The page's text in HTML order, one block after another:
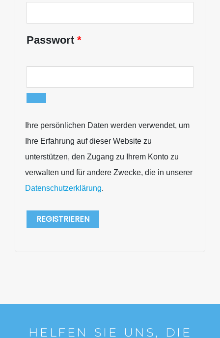
Passwort *
Ihre persönlichen Daten werden verwendet, um
Ihre Erfahrung auf dieser Website zu
unterstützen, den Zugang zu Ihrem Konto zu
verwalten und für andere Zwecke, die in unserer
Datenschutzerklärung.
REGISTRIEREN
HELFEN SIE UNS, DIE